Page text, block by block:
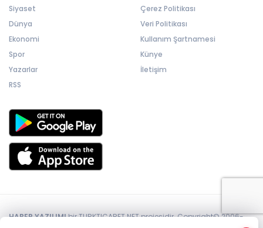
Siyaset
Dünya
Ekonomi
Spor
Yazarlar
RSS
Çerez Politikası
Veri Politikası
Kullanım Şartnamesi
Künye
İletişim
HABER YAZILIMIbir TURKTICARET.NET projesidir. Copyright© 2006-